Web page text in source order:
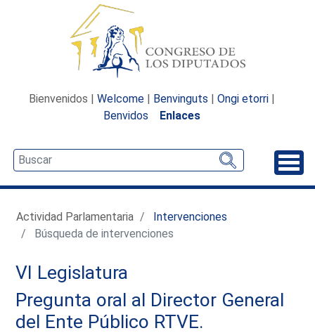
Bienvenidos | Welcome | Benvinguts | Ongi etorri |
Benvidos
Enlaces
Actividad Parlamentaria
Intervenciones
Búsqueda de intervenciones
VI Legislatura
Pregunta oral al Director General
del Ente Público RTVE.